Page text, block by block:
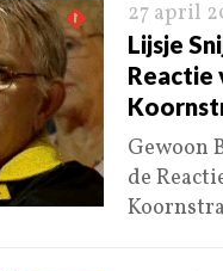
27 april
Lijsje
Reactie
Gewoon
de